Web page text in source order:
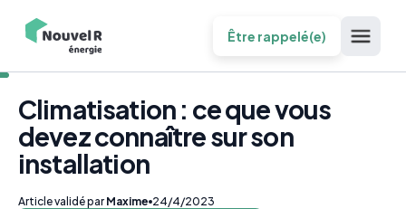
Être rappelé(e)
Climatisation : ce que vous
devez connaître sur son
installation
Article validé par Maxime 24/4/2023